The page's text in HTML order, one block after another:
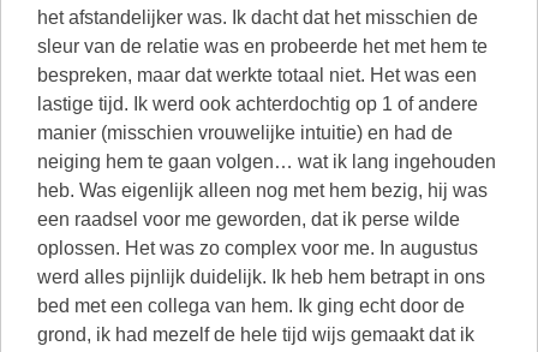
het afstandelijker was. Ik dacht dat het misschien de
sleur van de relatie was en probeerde het met hem te
bespreken, maar dat werkte totaal niet. Het was een
lastige tijd. Ik werd ook achterdochtig op 1 of andere
manier (misschien vrouwelijke intuitie) en had de
neiging hem te gaan volgen… wat ik lang ingehouden
heb. Was eigenlijk alleen nog met hem bezig, hij was
een raadsel voor me geworden, dat ik perse wilde
oplossen. Het was zo complex voor me. In augustus
werd alles pijnlijk duidelijk. Ik heb hem betrapt in ons
bed met een collega van hem. Ik ging echt door de
grond, ik had mezelf de hele tijd wijs gemaakt dat ik